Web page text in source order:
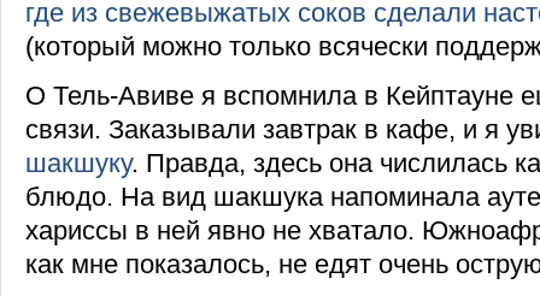
где из свежевыжатых соков сделали
(который можно только всячески
О Тель-Авиве я вспомнила в Кейптауне
связи. Заказывали завтрак в кафе, и я
шакшуку. Правда, здесь она числилась
блюдо. На вид шакшука напоминала
хариссы в ней явно не хватало.
как мне показалось, не едят очень